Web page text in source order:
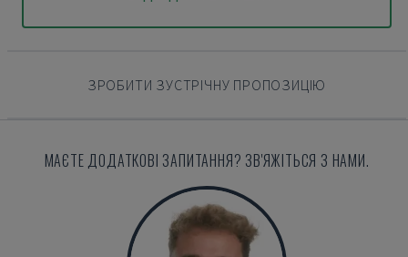
ЗРОБИТИ ЗУСТРІЧНУ ПРОПОЗИЦІЮ
МАЄТЕ ДОДАТКОВІ ЗАПИТАННЯ? ЗВ'ЯЖІТЬСЯ З НАМИ.